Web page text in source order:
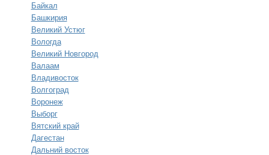
Байкал
Башкирия
Великий Устюг
Вологда
Великий Новгород
Валаам
Владивосток
Волгоград
Воронеж
Выборг
Вятский край
Дагестан
Дальний восток